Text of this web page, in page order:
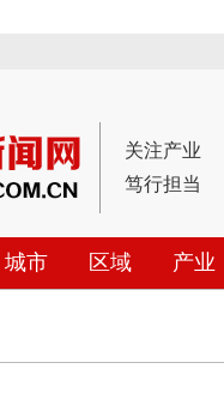
关注产业
笃行担当
城市 区域 产业